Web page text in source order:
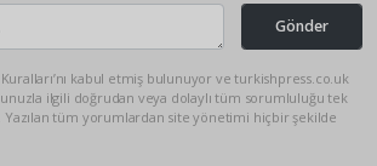
Gönder
kabul etmiş bulunuyor ve turkishpress.co.uk
ilgili doğrudan veya dolaylı tüm sorumluluğu tek
Yazılan tüm yorumlardan site yönetimi hiçbir şekilde